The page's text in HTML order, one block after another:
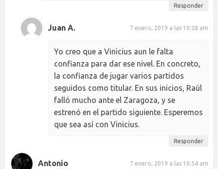
Responder
Juan A. 7 enero, 2019 a las 10:58 am
Yo creo que a Vinicius aun le falta
confianza para dar ese nivel. En concreto,
la confianza de jugar varios partidos
seguidos como titular. En sus inicios, Raúl
falló mucho ante el Zaragoza, y se
estrenó en el partido siguiente. Esperemos
que sea así con Vinicius.
Responder
Antonio 7 enero, 2019 a las 10:54 am